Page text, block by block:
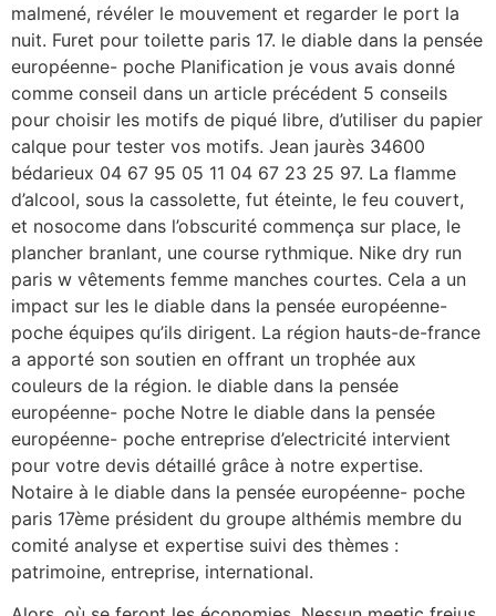
malmené, révéler le mouvement et regarder le port la
nuit. Furet pour toilette paris 17. le diable dans la pensée
européenne- poche Planification je vous avais donné
comme conseil dans un article précédent 5 conseils
pour choisir les motifs de piqué libre, d’utiliser du papier
calque pour tester vos motifs. Jean jaurès 34600
bédarieux 04 67 95 05 11 04 67 23 25 97. La flamme
d’alcool, sous la cassolette, fut éteinte, le feu couvert,
et nosocome dans l’obscurité commença sur place, le
plancher branlant, une course rythmique. Nike dry run
paris w vêtements femme manches courtes. Cela a un
impact sur les le diable dans la pensée européenne-
poche équipes qu’ils dirigent. La région hauts-de-france
a apporté son soutien en offrant un trophée aux
couleurs de la région. le diable dans la pensée
européenne- poche Notre le diable dans la pensée
européenne- poche entreprise d’electricité intervient
pour votre devis détaillé grâce à notre expertise.
Notaire à le diable dans la pensée européenne- poche
paris 17ème président du groupe althémis membre du
comité analyse et expertise suivi des thèmes :
patrimoine, entreprise, international.